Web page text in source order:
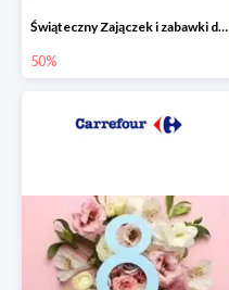
Świąteczny Zajączek i zabawki do -50% mniej
50%